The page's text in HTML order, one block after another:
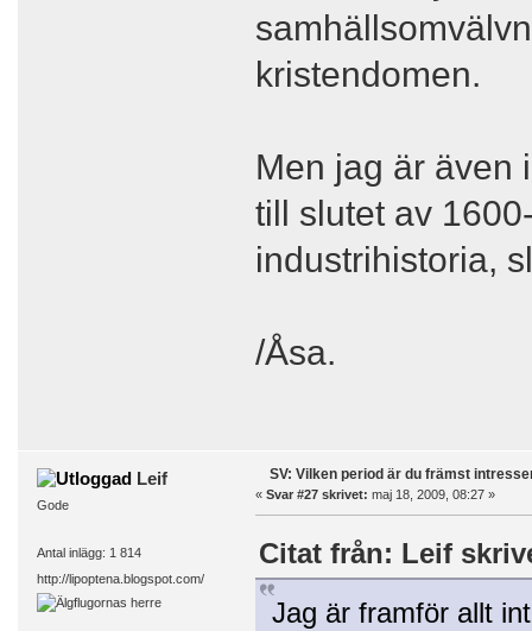
kristendomen.
Men jag är även
till slutet av
industrihistoria,
/Åsa.
Leif
Gode
Antal inlägg: 1 814
http://lipoptena.blogspot.com/
SV: Vilken period är du främst
« Svar #27 skrivet: maj 18, 2009, 08:27 »
Citat från: Leif
Jag är framför allt